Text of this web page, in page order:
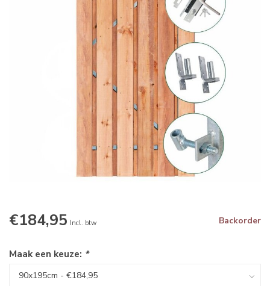
€184,95 Incl. btw Backorder
Maak een keuze: *